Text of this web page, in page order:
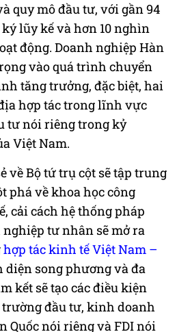
quy mô đầu tư, với gần 94
lũy kế và hơn 10 nghìn
động. Doanh nghiệp Hàn
vào quá trình chuyển
tăng trưởng, đặc biệt, hai
hợp tác trong lĩnh vực
tư nói riêng trong kỷ
Việt Nam.
về Bộ tứ trụ cột sẽ tập trung
phá về khoa học công
cải cách hệ thống pháp
tư nhân sẽ mở ra
hợp tác kinh tế Việt Nam –
diện song phương và đa
kết sẽ tạo các điều kiện
đầu tư, kinh doanh
Quốc nói riêng và FDI nói